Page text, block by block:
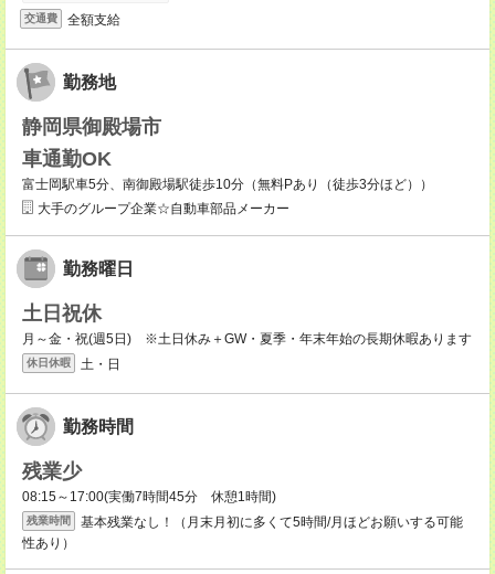
交通費 全額支給
勤務地
静岡県御殿場市
車通勤OK
富士岡駅車5分、南御殿場駅徒歩10分（無料Pあり（徒歩3分ほど））
大手のグループ企業☆自動車部品メーカー
勤務曜日
土日祝休
月～金・祝(週5日) ※土日休み＋GW・夏季・年末年始の長期休暇あります
休日休暇 土・日
勤務時間
残業少
08:15～17:00(実働7時間45分 休憩1時間)
残業時間
基本残業なし！（月末月初に多くて5時間/月ほどお願いする可能
性あり）